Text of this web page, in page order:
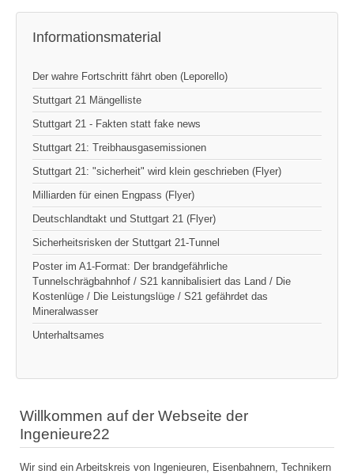
Informationsmaterial
Der wahre Fortschritt fährt oben (Leporello)
Stuttgart 21 Mängelliste
Stuttgart 21 - Fakten statt fake news
Stuttgart 21: Treibhausgasemissionen
Stuttgart 21: "sicherheit" wird klein geschrieben (Flyer)
Milliarden für einen Engpass (Flyer)
Deutschlandtakt und Stuttgart 21 (Flyer)
Sicherheitsrisken der Stuttgart 21-Tunnel
Poster im A1-Format: Der brandgefährliche
Tunnelschrägbahnhof / S21 kannibalisiert das Land / Die
Kostenlüge / Die Leistungslüge / S21 gefährdet das
Mineralwasser
Unterhaltsames
Willkommen auf der Webseite der
Ingenieure22
Wir sind ein Arbeitskreis von Ingenieuren, Eisenbahnern, Technikern